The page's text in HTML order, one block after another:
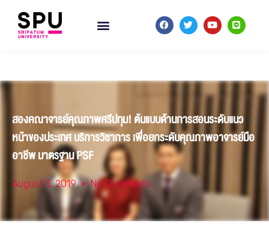
สองคณาจารย์คุณภาพศรีปทุม! ต้นแบบด้านการสอนระดับแนว
หน้าของประเทศ บริการวิชาการ เพื่อยกระดับคุณภาพอาจารย์มือ
อาชีพ มาตรฐาน PSF
August 3, 2019 No Comments